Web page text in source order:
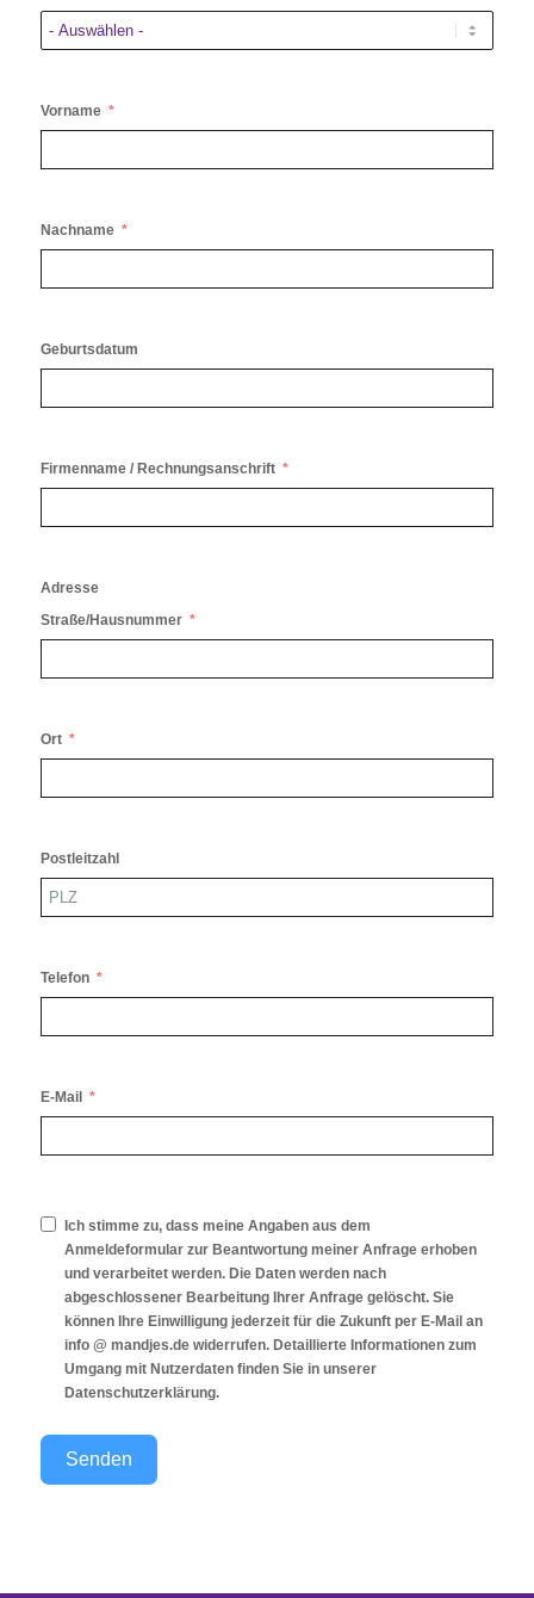
Vorname
Nachname
Geburtsdatum
Firmenname / Rechnungsanschrift
Adresse
Straße/Hausnummer
Ort
Postleitzahl
Telefon
E-Mail
Ich stimme zu, dass meine Angaben aus dem
Anmeldeformular zur Beantwortung meiner Anfrage erhoben
und verarbeitet werden. Die Daten werden nach
abgeschlossener Bearbeitung Ihrer Anfrage gelöscht. Sie
können Ihre Einwilligung jederzeit für die Zukunft per E-Mail an
info @ mandjes.de widerrufen. Detaillierte Informationen zum
Umgang mit Nutzerdaten finden Sie in unserer
Datenschutzerklärung.
Senden